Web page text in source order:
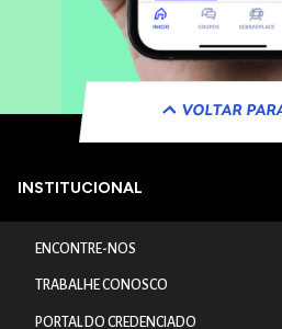
VOLTAR
INSTITUCIONAL
ENCONTRE-NOS
TRABALHE CONOSCO
PORTAL DO CREDENCIADO